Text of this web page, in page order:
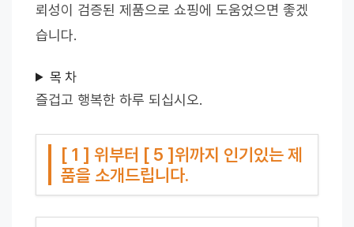
뢰성이 검증된 제품으로 쇼핑에 도움었으면 좋겠
습니다.
목 차
즐겁고 행복한 하루 되십시오.
[ 1 ] 위부터 [ 5 ]위까지 인기있는 제
품을 소개드립니다.